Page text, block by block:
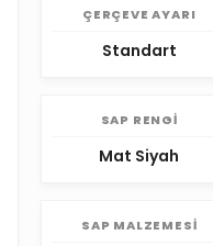
ÇERÇEVE AYARI
Standart
SAP RENGI
Mat Siyah
SAP MALZEMESI